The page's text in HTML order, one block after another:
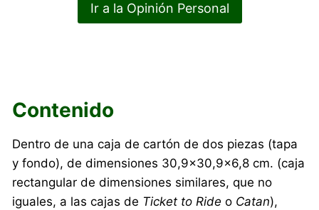
Ir a la Opinión Personal
Contenido
Dentro de una caja de cartón de dos piezas (tapa
y fondo), de dimensiones 30,9×30,9×6,8 cm. (caja
rectangular de dimensiones similares, que no
iguales, a las cajas de Ticket to Ride o Catan),